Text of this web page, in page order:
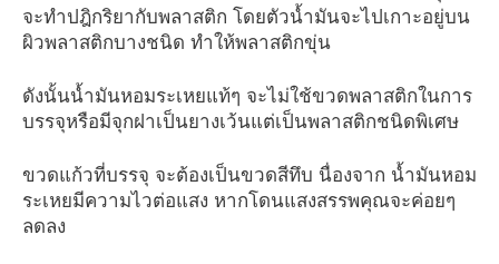
จะทำปฎิกริยากับพลาสติก โดยตัวน้ำมันจะไปเกาะอยู่บน
ผิวพลาสติกบางชนิด ทำให้พลาสติกขุ่น
ดังนั้นน้ำมันหอมระเหยแท้ๆ จะไม่ใช้ขวดพลาสติกในการ
บรรจุหรือมีจุกฝาเป็นยางเว้นแต่เป็นพลาสติกชนิดพิเศษ
ขวดแก้วที่บรรจุ จะต้องเป็นขวดสีทึบ นื่องจาก น้ำมันหอม
ระเหยมีความไวต่อแสง หากโดนแสงสรรพคุณจะค่อยๆ
ลดลง